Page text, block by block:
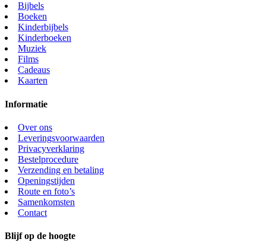
Bijbels
Boeken
Kinderbijbels
Kinderboeken
Muziek
Films
Cadeaus
Kaarten
Informatie
Over ons
Leveringsvoorwaarden
Privacyverklaring
Bestelprocedure
Verzending en betaling
Openingstijden
Route en foto’s
Samenkomsten
Contact
Blijf op de hoogte